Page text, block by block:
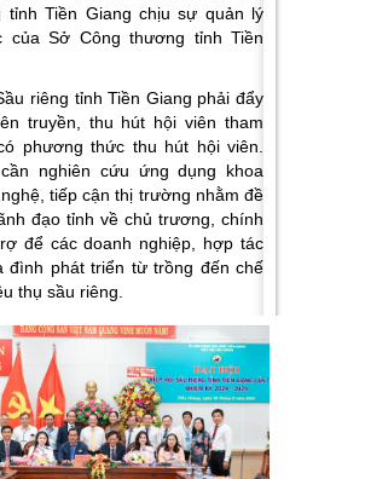
tỉnh Tiền Giang chịu sự quản lý
của Sở Công thương tỉnh Tiền
riêng tỉnh Tiền Giang phải đẩy
truyền, thu hút hội viên tham
phương thức thu hút hội viên.
nghiên cứu ứng dụng khoa
tiếp cận thị trường nhằm đề
đạo tỉnh về chủ trương, chính
để các doanh nghiệp, hợp tác
đình phát triển từ trồng đến chế
thụ sầu riêng.